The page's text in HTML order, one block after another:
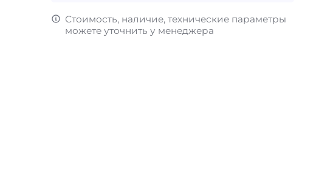
Стоимость, наличие, технические параметры
можете уточнить у менеджера